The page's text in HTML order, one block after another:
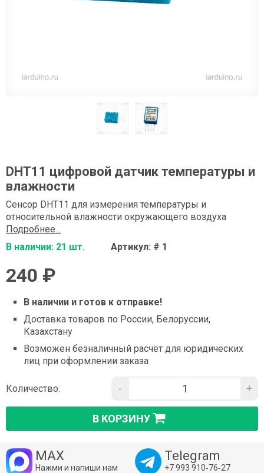
DHT11 цифровой датчик температуры и
влажности
Сенсор DHT11 для измерения температуры и
относительной влажности окружающего воздуха
Подробнее...
В наличии: 21 шт.
Артикул: # 1
240 ₽
В наличии и готов к отправке!
Доставка товаров по России, Белоруссии,
Казахстану
Возможен безналичный расчёт для юридических
лиц при оформлении заказа
Количество: - +
В КОРЗИНУ
MAX
Нажми и напиши нам
Telegram
+7 993 910‑76‑27